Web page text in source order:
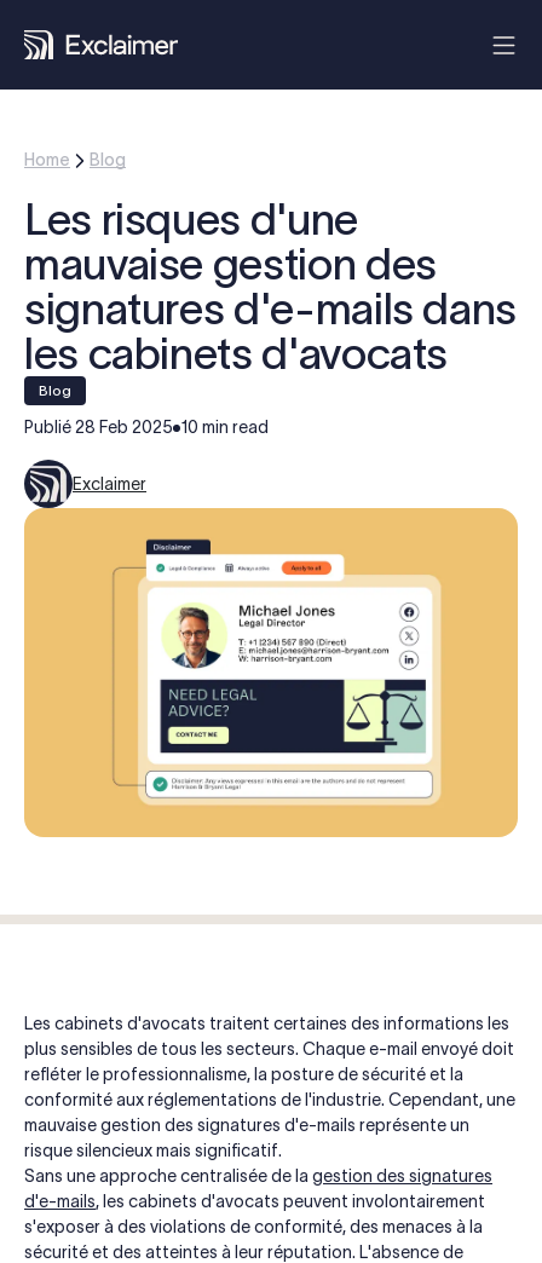
Home Blog
Les risques d'une
mauvaise gestion des
signatures d'e-mails dans
les cabinets d'avocats
blog
Publié 28 Feb 2025 10 min read
Exclaimer
Les cabinets d'avocats traitent certaines des informations les
plus sensibles de tous les secteurs. Chaque e-mail envoyé doit
refléter le professionnalisme, la posture de sécurité et la
conformité aux réglementations de l'industrie. Cependant, une
mauvaise gestion des signatures d'e-mails représente un
risque silencieux mais significatif.
Sans une approche centralisée de la gestion des signatures
d'e-mails, les cabinets d'avocats peuvent involontairement
s'exposer à des violations de conformité, des menaces à la
sécurité et des atteintes à leur réputation. L'absence de